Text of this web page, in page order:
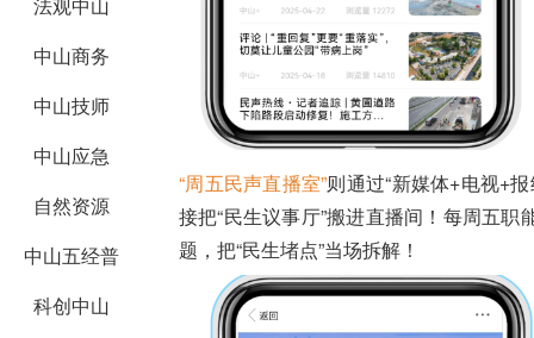
中山商务
中山技师
中山应急
自然资源
中山五经普
科创中山
“周五民声直播室”则通过“新媒体+电视+
接把“民生议事厅”搬进直播间！每周五
题，把“民生堵点”当场拆解！